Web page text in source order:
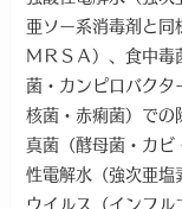
亜ソー系消毒剤と同
ＭＲＳＡ）、食中
菌・カンピロバク
核菌・赤痢菌）での
真菌（酵母菌・カ
性電解水（強次亜塩
ウイルス（インフル